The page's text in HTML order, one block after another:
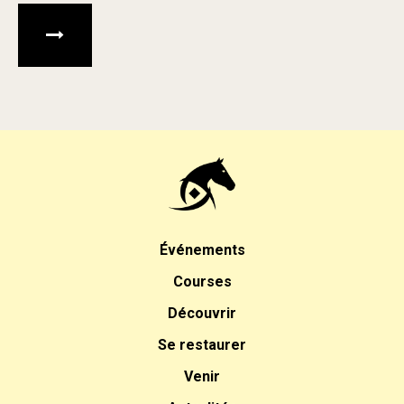
Événements
Courses
Découvrir
Se restaurer
Venir